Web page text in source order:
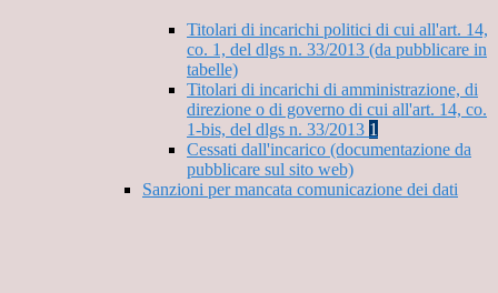
Titolari di incarichi politici di cui all'art. 14,
co. 1, del dlgs n. 33/2013 (da pubblicare in
tabelle)
Titolari di incarichi di amministrazione, di
direzione o di governo di cui all'art. 14, co.
1-bis, del dlgs n. 33/2013 1
Cessati dall'incarico (documentazione da
pubblicare sul sito web)
Sanzioni per mancata comunicazione dei dati